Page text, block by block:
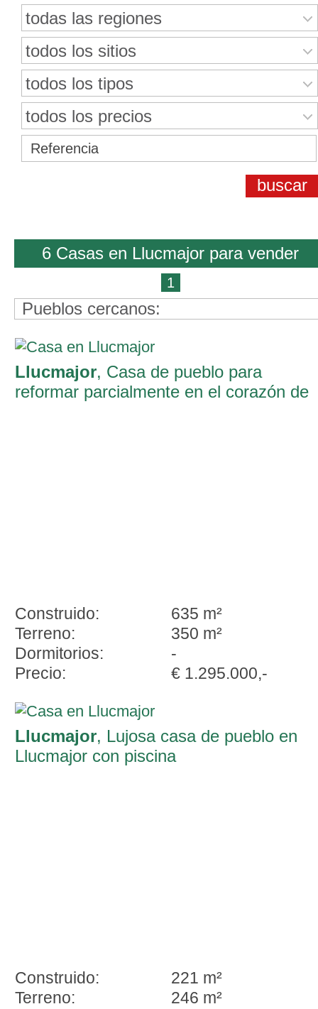
todas las regiones
todos los sitios
todos los tipos
todos los precios
6 Casas en Llucmajor para vender
1
Pueblos cercanos:
Llucmajor, Casa de pueblo para
reformar parcialmente en el corazón de
Construido:
635 m²
Terreno:
350 m²
Dormitorios:
-
Precio:
€ 1.295.000,-
Llucmajor, Lujosa casa de pueblo en
Llucmajor con piscina
Construido:
221 m²
Terreno:
246 m²